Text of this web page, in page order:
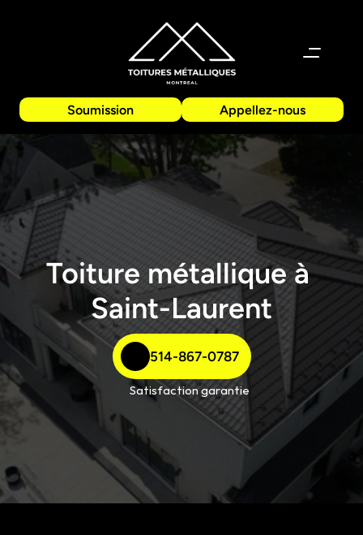
Soumission Appellez-nous
Toiture métallique à
Saint-Laurent
514-867-0787
Satisfaction garantie